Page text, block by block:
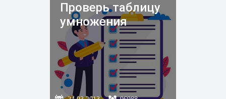
Проверь таблицу
умножения